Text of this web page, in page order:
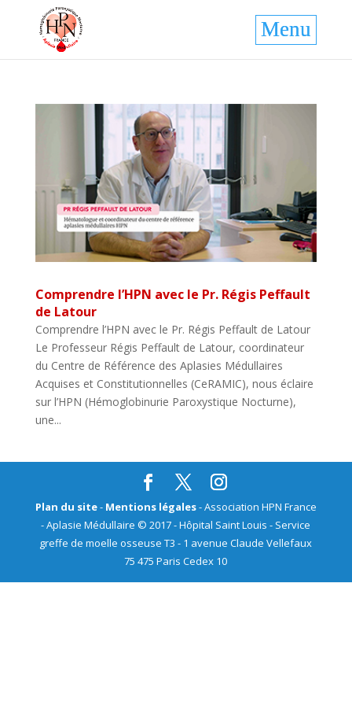
Comprendre l’HPN avec le Pr. Régis Peffault
de Latour
Comprendre l’HPN avec le Pr. Régis Peffault de Latour
Le Professeur Régis Peffault de Latour, coordinateur
du Centre de Référence des Aplasies Médullaires
Acquises et Constitutionnelles (CeRAMIC), nous éclaire
sur l’HPN (Hémoglobinurie Paroxystique Nocturne),
une...
Plan du site- Mentions légales- Association HPN France
- Aplasie Médullaire © 2017 - Hôpital Saint Louis - Service
greffe de moelle osseuse T3 - 1 avenue Claude Vellefaux
75 475 Paris Cedex 10